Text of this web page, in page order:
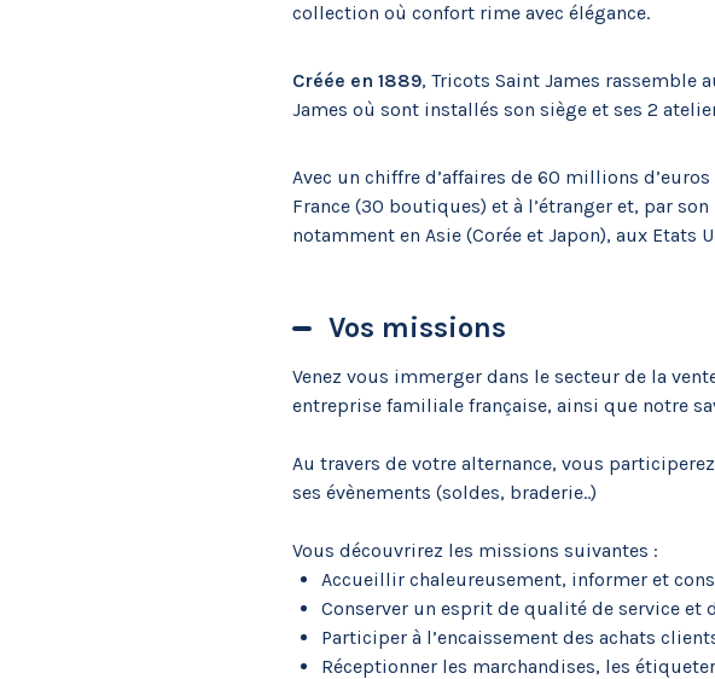
collection où confort rime avec élégance.
Créée en 1889, Tricots Saint James rassemble
James où sont installés son siège et ses 2
Avec un chiffre d’affaires de 60 millions
France (30 boutiques) et à l’étranger et, par
notamment en Asie (Corée et Japon), aux Etats
Vos missions
Venez vous immerger dans le secteur de la
entreprise familiale française, ainsi que notre
Au travers de votre alternance, vous
ses évènements (soldes, braderie..)
Vous découvrirez les missions suivantes :
Accueillir chaleureusement, informer et
Conserver un esprit de qualité de service et
Participer à l’encaissement des achats
Réceptionner les marchandises, les